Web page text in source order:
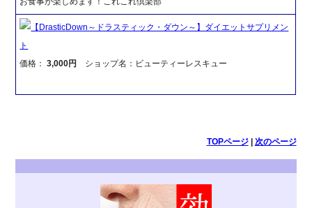
【DrasticDown～ドラスティック・ダウン～】ダイエットサプリメン
ト
価格：3,000円 ショップ名：ビューティーレスキュー
TOPページ| 次のページ